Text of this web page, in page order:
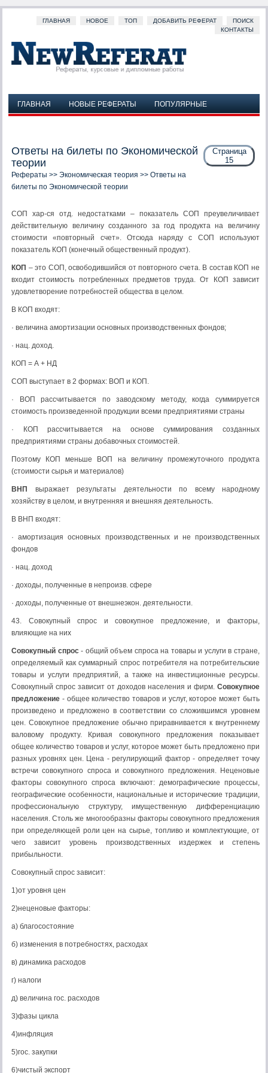
ГЛАВНАЯ НОВОЕ ТОП ДОБАВИТЬ РЕФЕРАТ
ПОИСК
КОНТАКТЫ
ГЛАВНАЯ НОВЫЕ РЕФЕРАТЫ
ПОПУЛЯРНЫЕ
Страница
15
Ответы на билеты по Экономической
теории
Рефераты >> Экономическая теория >> Ответы на
билеты по Экономической теории
СОП хар-ся отд. недостатками – показатель СОП преувеличивает
действительную величину созданного за год продукта на величину
стоимости «повторный счет». Отсюда наряду с СОП используют
показатель КОП (конечный общественный продукт).
КОП – это СОП, освободившийся от повторного счета. В состав КОП не
входит стоимость потребленных предметов труда. От КОП зависит
удовлетворение потребностей общества в целом.
В КОП входят:
· величина амортизации основных производственных фондов;
· нац. доход.
КОП = А + НД
СОП выступает в 2 формах: ВОП и КОП.
· ВОП рассчитывается по заводскому методу, когда суммируется
стоимость произведенной продукции всеми предприятиями страны
· КОП рассчитывается на основе суммирования созданных
предприятиями страны добавочных стоимостей.
Поэтому КОП меньше ВОП на величину промежуточного продукта
(стоимости сырья и материалов)
ВНП
выражает результаты деятельности по всему народному
хозяйству в целом, и внутренняя и внешняя деятельность.
В ВНП входят:
· амортизация основных производственных и не производственных
фондов
· нац. доход
· доходы, полученные в непроизв. сфере
· доходы, полученные от внешнеэкон. деятельности.
43. Совокупный спрос и совокупное предложение, и факторы,
влияющие на них
Совокупный спрос- общий объем спроса на товары и услуги в стране,
определяемый как суммарный спрос потребителя на потребительские
товары и услуги предприятий, а также на инвестиционные ресурсы.
Совокупный спрос зависит от доходов населения и фирм. Совокупное
предложение - общее количество товаров и услуг, которое может быть
произведено и предложено в соответствии со сложившимся уровнем
цен. Совокупное предложение обычно приравнивается к внутреннему
валовому продукту. Кривая совокупного предложения показывает
общее количество товаров и услуг, которое может быть предложено при
разных уровнях цен. Цена - регулирующий фактор - определяет точку
встречи совокупного спроса и совокупного предложения. Неценовые
факторы совокупного спроса включают: демографические процессы,
географические особенности, национальные и исторические традиции,
профессиональную структуру, имущественную дифференциацию
населения. Столь же многообразны факторы совокупного предложения
при определяющей роли цен на сырье, топливо и комплектующие, от
чего зависит уровень производственных издержек и степень
прибыльности.
Совокупный спрос зависит:
1)от уровня цен
2)неценовые факторы:
а) благосостояние
б) изменения в потребностях, расходах
в) динамика расходов
г) налоги
д) величина гос. расходов
3)фазы цикла
4)инфляция
5)гос. закупки
6)чистый экспорт